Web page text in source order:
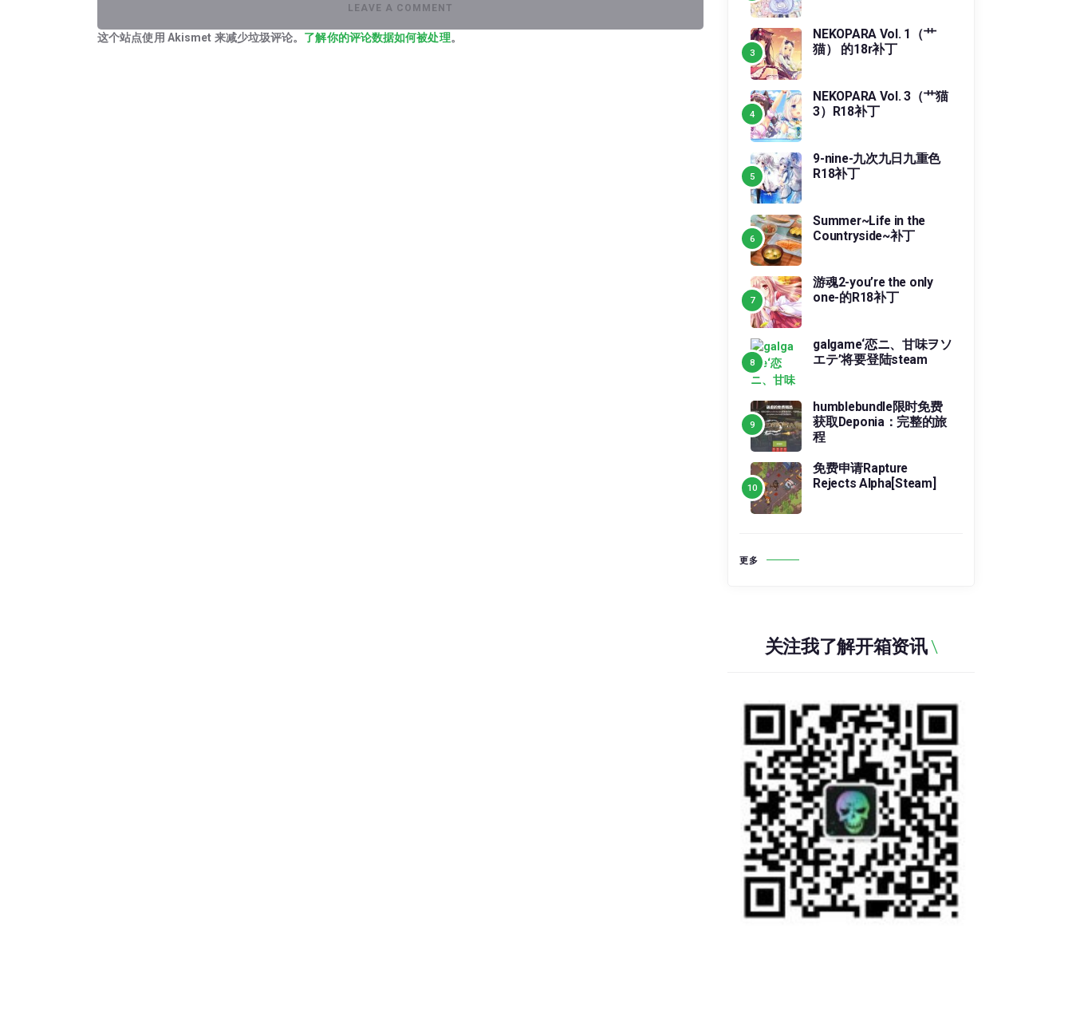
这个站点使用 Akismet 来减少垃圾评论。 了解你的评论数据如何被处理。
NEKOPARA Vol. 1（艹
猫） 的18r补丁
NEKOPARA Vol. 3（艹猫
3）R18补丁
9-nine-九次九日九重色
R18补丁
Summer~Life in the
Countryside~补丁
游魂2-you’re the only
one-的R18补丁
galgame‘恋ニ、甘味ヲソ
エテ’将要登陆steam
humblebundle限时免费
获取Deponia：完整的旅
程
免费申请Rapture
Rejects Alpha[Steam]
更多
关注我了解开箱资讯